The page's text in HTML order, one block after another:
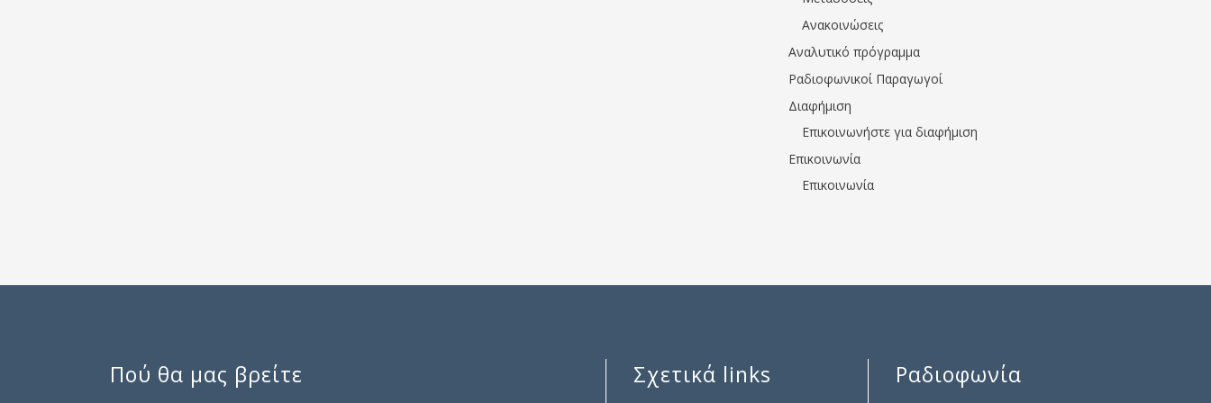
Ανακοινώσεις
Αναλυτικό πρόγραμμα
Ραδιοφωνικοί Παραγωγοί
Διαφήμιση
Επικοινωνήστε για διαφήμιση
Επικοινωνία
Επικοινωνία
Πού θα μας βρείτε Σχετικά links Ραδιοφωνία